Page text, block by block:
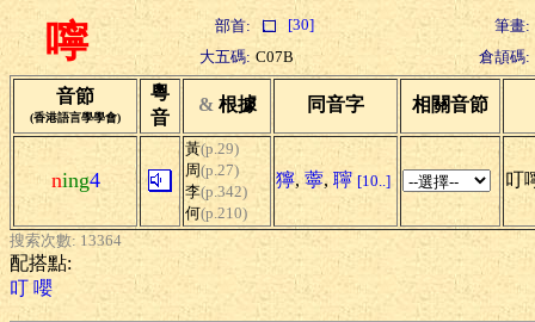
嚀 部首: [30]
筆畫:
大五碼: C07B 倉頡碼:
音節
(香港語言學學會)
粵
音
& 根據 同音字 相關音節
ning4
黃(p.29)
周(p.27)
李(p.342)
何(p.210)
獰, 薴, 聹 [10..] 叮
搜索次數: 13364
配搭點:
叮 嚶